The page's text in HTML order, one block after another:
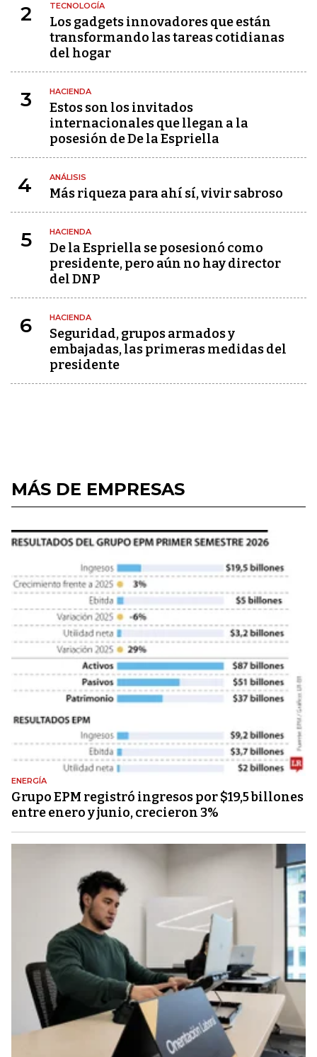
2 TECNOLOGÍA
Los gadgets innovadores que están
transformando las tareas cotidianas
del hogar
3 HACIENDA
Estos son los invitados
internacionales que llegan a la
posesión de De la Espriella
4 ANÁLISIS
Más riqueza para ahí sí, vivir sabroso
5 HACIENDA
De la Espriella se posesionó como
presidente, pero aún no hay director
del DNP
6 HACIENDA
Seguridad, grupos armados y
embajadas, las primeras medidas del
presidente
MÁS DE EMPRESAS
ENERGÍA
Grupo EPM registró ingresos por $19,5 billones
entre enero y junio, crecieron 3%